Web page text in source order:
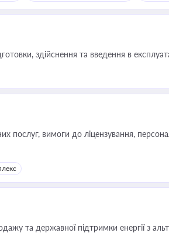
здійснення та введення в
послуг, вимоги до ліцензування,
та державної підтримки енергії з